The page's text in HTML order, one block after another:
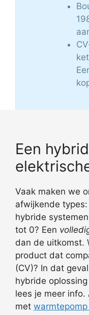
Een
Vaak maken we
afwijkende
hybride
tot 0? Een
dan de uitkomst.
product dat
(CV)? In dat
hybride
lees je meer info.
met